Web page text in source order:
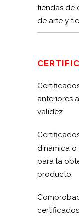
tiendas de
de arte y
anteriores
validez.
dinámica
para la
producto.